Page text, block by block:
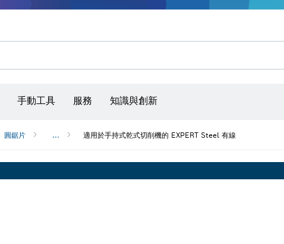
手動工具 服務 知識與創新
圓鋸片 ... 適用於手持式乾式切削機的 EXPERT Steel 有線